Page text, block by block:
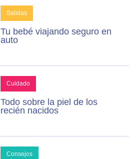
Salidas
Tu bebé viajando seguro en
auto
Cuidado
Todo sobre la piel de los
recién nacidos
Consejos